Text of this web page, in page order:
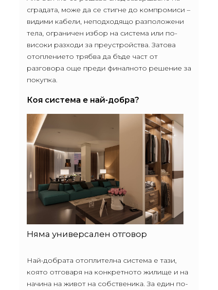
сградата, може да се стигне до компромиси –
видими кабели, неподходящо разположени
тела, ограничен избор на система или по-
високи разходи за преустройства. Затова
отоплението трябва да бъде част от
разговора още преди финалното решение за
покупка.
Коя система е най-добра?
Няма универсален отговор
Най-добрата отоплителна система е тази,
която отговаря на конкретното жилище и на
начина на живот на собственика. За един по-